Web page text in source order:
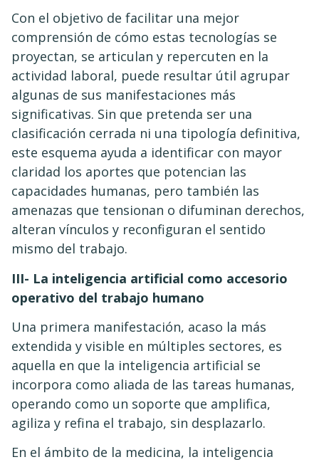
Con el objetivo de facilitar una mejor
comprensión de cómo estas tecnologías se
proyectan, se articulan y repercuten en la
actividad laboral, puede resultar útil agrupar
algunas de sus manifestaciones más
significativas. Sin que pretenda ser una
clasificación cerrada ni una tipología definitiva,
este esquema ayuda a identificar con mayor
claridad los aportes que potencian las
capacidades humanas, pero también las
amenazas que tensionan o difuminan derechos,
alteran vínculos y reconfiguran el sentido
mismo del trabajo.
III- La inteligencia artificial como accesorio
operativo del trabajo humano
Una primera manifestación, acaso la más
extendida y visible en múltiples sectores, es
aquella en que la inteligencia artificial se
incorpora como aliada de las tareas humanas,
operando como un soporte que amplifica,
agiliza y refina el trabajo, sin desplazarlo.
En el ámbito de la medicina, la inteligencia